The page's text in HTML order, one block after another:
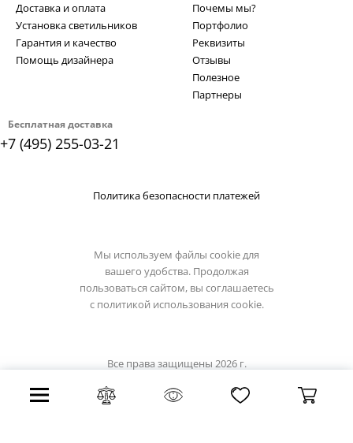
Бесплатная доставка
+7 (495) 255-03-21
Доставка и оплата
Установка светильников
Гарантия и качество
Помощь дизайнера
Почемы мы?
Портфолио
Реквизиты
Отзывы
Полезное
Партнеры
Политика безопасности платежей
Мы используем файлы cookie для
вашего удобства. Продолжая
пользоваться сайтом, вы соглашаетесь
с политикой использования cookie.
Все права защищены 2026 г.